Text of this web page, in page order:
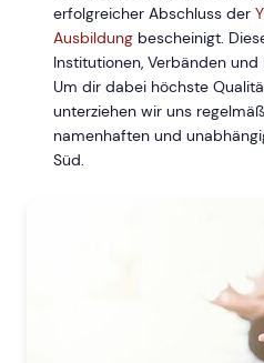
erfolgreicher Abschluss der
Ausbildung bescheinigt.
Institutionen, Verbänden
Um dir dabei höchste
unterziehen wir uns
namenhaften und
Süd.